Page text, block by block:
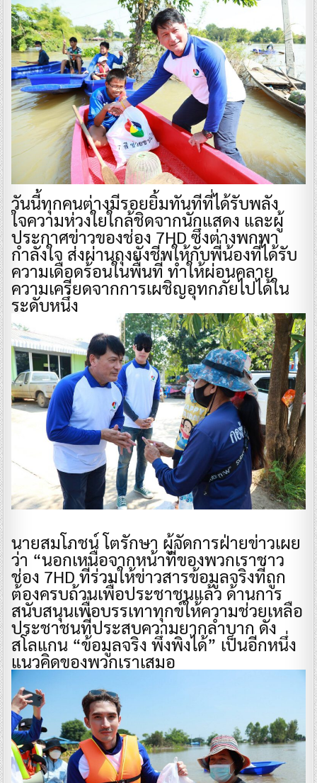
วันนี้ทุกคนต่างมีรอยยิ้มทันทีที่ได้รับพลัง
ใจความห่วงใยใกล้ชิดจากนักแสดง และผู้
ประกาศข่าวของช่อง 7HD ซึ่งต่างพกพา
กำลังใจ ส่งผ่านถุงยังชีพให้กับพี่น้องที่ได้รับ
ความเดือดร้อนในพื้นที่ ทำให้ผ่อนคลาย
ความเครียดจากการเผชิญอุทกภัยไปได้ใน
ระดับหนึ่ง
​นายสมโภชน์ โตรักษา ผู้จัดการฝ่ายข่าวเผย
ว่า “นอกเหนือจากหน้าที่ของพวกเราชาว
ช่อง 7HD ที่ร่วมให้ข่าวสารข้อมูลจริงที่ถูก
ต้องครบถ้วนเพื่อประชาชนแล้ว ด้านการ
สนับสนุนเพื่อบรรเทาทุกข์ให้ความช่วยเหลือ
ประชาชนที่ประสบความยากลำบาก ดัง
สโลแกน “ข้อมูลจริง พึ่งพิงได้” เป็นอีกหนึ่ง
แนวคิดของพวกเราเสมอ